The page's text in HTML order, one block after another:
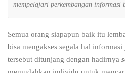
mempelajari perkembangan informasi
Semua orang siapapun baik itu
bisa mengakses segala hal
tersebut ditunjang dengan hadirnya